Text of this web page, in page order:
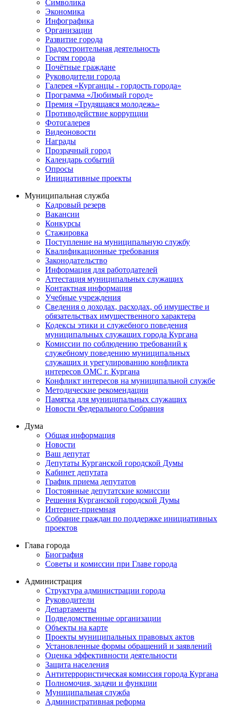
Символика
Экономика
Инфографика
Организации
Развитие города
Градостроительная деятельность
Гостям города
Почётные граждане
Руководители города
Галерея «Курганцы - гордость города»
Программа «Любимый город»
Премия «Трудящаяся молодежь»
Противодействие коррупции
Фотогалерея
Видеоновости
Награды
Прозрачный город
Календарь событий
Опросы
Инициативные проекты
Муниципальная служба
Кадровый резерв
Вакансии
Конкурсы
Стажировка
Поступление на муниципальную службу
Квалификационные требования
Законодательство
Информация для работодателей
Аттестация муниципальных служащих
Контактная информация
Учебные учреждения
Сведения о доходах, расходах, об имуществе и
обязательствах имущественного характера
Кодексы этики и служебного поведения
муниципальных служащих города Кургана
Комиссии по соблюдению требований к
служебному поведению муниципальных
служащих и урегулированию конфликта
интересов ОМС г. Кургана
Конфликт интересов на муниципальной службе
Методические рекомендации
Памятка для муниципальных служащих
Новости Федерального Cобрания
Дума
Общая информация
Новости
Ваш депутат
Депутаты Курганской городской Думы
Кабинет депутата
График приема депутатов
Постоянные депутатские комиссии
Решения Курганской городской Думы
Интернет-приемная
Собрание граждан по поддержке инициативных
проектов
Глава города
Биография
Советы и комиссии при Главе города
Администрация
Структура администрации города
Руководители
Департаменты
Подведомственные организации
Объекты на карте
Проекты муниципальных правовых актов
Установленные формы обращений и заявлений
Оценка эффективности деятельности
Защита населения
Антитеррористическая комиссия города Кургана
Полномочия, задачи и функции
Муниципальная служба
Административная реформа